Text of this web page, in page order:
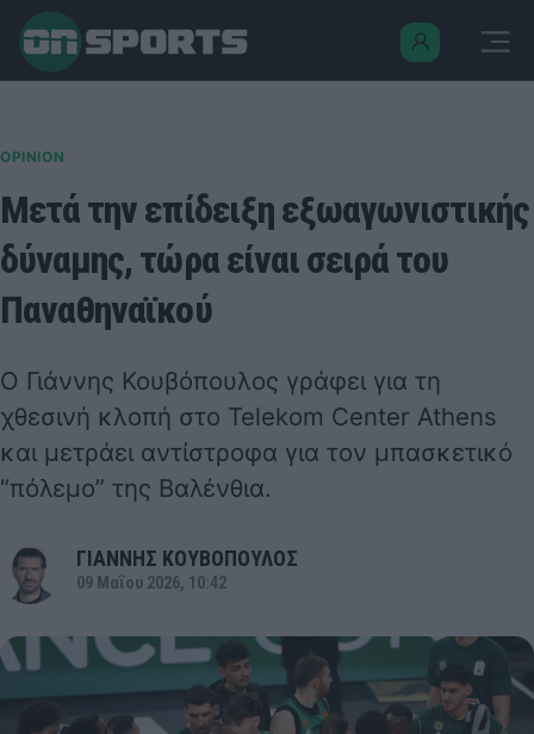
OPINION
Μετά την επίδειξη εξωαγωνιστικής
δύναμης, τώρα είναι σειρά του
Παναθηναϊκού
Ο Γιάννης Κουβόπουλος γράφει για τη
χθεσινή κλοπή στο Telekom Center Athens
και μετράει αντίστροφα για τον μπασκετικό
“πόλεμο” της Βαλένθια.
ΓΙΑΝΝΗΣ ΚΟΥΒΟΠΟΥΛΟΣ
09 Μαΐου 2026, 10:42